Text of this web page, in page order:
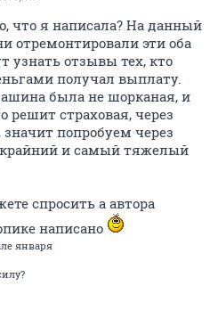
что я написала? На данный
отремонтировали эти оба
узнать отзывы тех, кто
получал выплату.
была не шорканая, и
страховая, через
попробуем через
и самый тяжелый
спросить а автора
написано
января